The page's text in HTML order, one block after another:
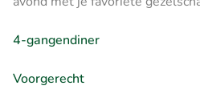
4-gangendiner
Voorgerecht